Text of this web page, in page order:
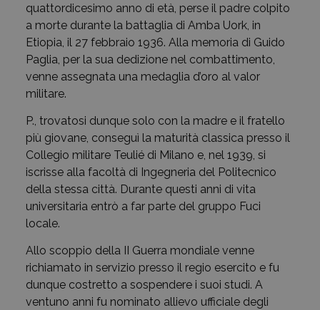
quattordicesimo anno di età, perse il padre colpito
a morte durante la battaglia di Amba Uork, in
Etiopia, il 27 febbraio 1936. Alla memoria di Guido
Paglia, per la sua dedizione nel combattimento,
venne assegnata una medaglia d’oro al valor
militare.
P., trovatosi dunque solo con la madre e il fratello
più giovane, conseguì la maturità classica presso il
Collegio militare Teulié di Milano e, nel 1939, si
iscrisse alla facoltà di Ingegneria del Politecnico
della stessa città. Durante questi anni di vita
universitaria entrò a far parte del gruppo Fuci
locale.
Allo scoppio della II Guerra mondiale venne
richiamato in servizio presso il regio esercito e fu
dunque costretto a sospendere i suoi studi. A
ventuno anni fu nominato allievo ufficiale degli